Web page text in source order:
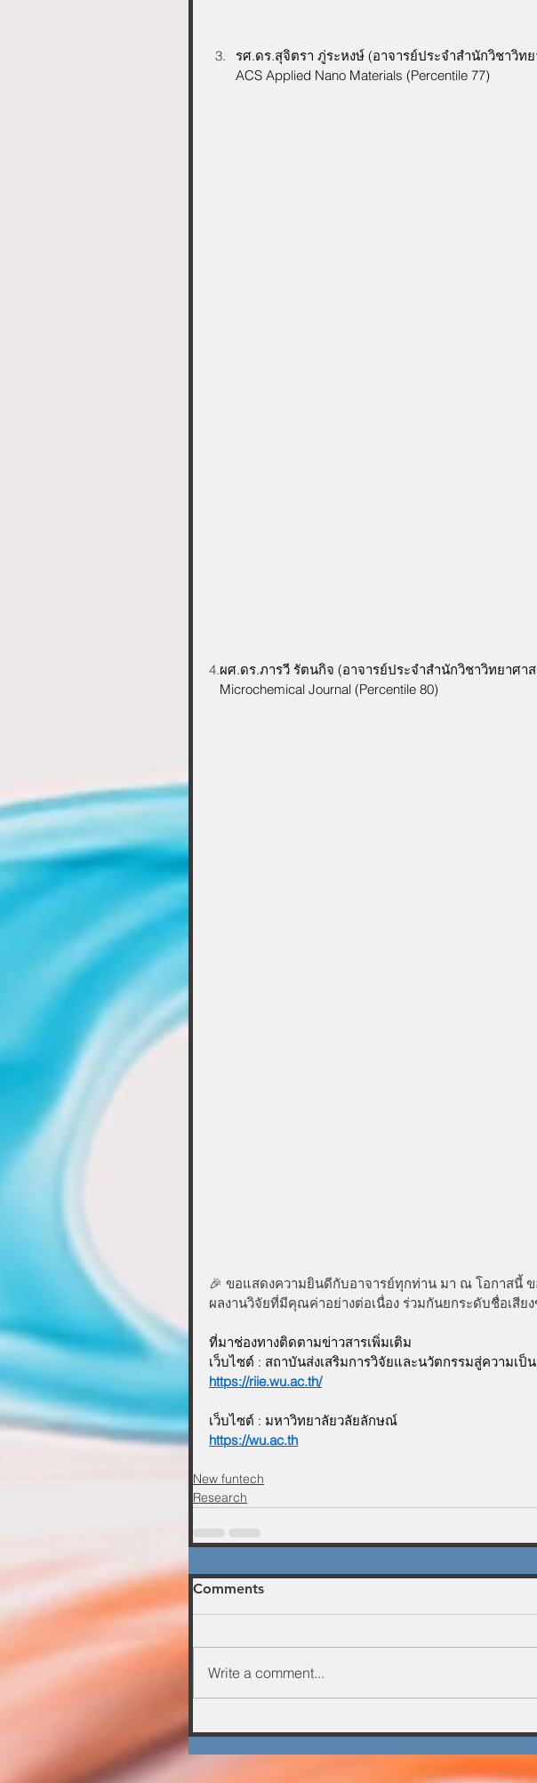
รศ.ดร.สุจิตรา ภู่ระหงษ์ (อาจารย์ประจำสำนักวิชาวิท
ACS Applied Nano Materials (Percentile 77)
4.ผศ.ดร.ภารวี รัตนกิจ (อาจารย์ประจำสำนักวิชาวิทยาศา
   Microchemical Journal (Percentile 80)
🎉 ขอแสดงความยินดีกับอาจารย์ทุกท่าน มา ณ โอกาสนี้ ข
ผลงานวิจัยที่มีคุณค่าอย่างต่อเนื่อง ร่วมกันยกระดับชื่อเสียง
ที่มาช่องทางติดตามข่าวสารเพิ่มเติม
เว็บไซต์ : สถาบันส่งเสริมการวิจัยและนวัตกรรมสู่ความเ
https://riie.wu.ac.th/
เว็บไซต์ : มหาวิทยาลัยวลัยลักษณ์
https://wu.ac.th
New funtech
Research
Comments
Write a comment...